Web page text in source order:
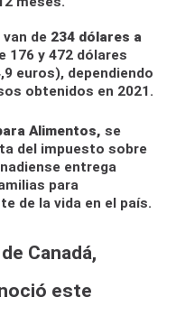
de 234 dólares a
176 y 472 dólares
euros), dependiendo
obtenidos en 2021.
Alimentos, se
del impuesto sobre
entrega
para
de la vida en el país.
Canadá,
este